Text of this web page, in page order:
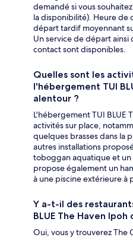
demandé si vous
la disponibilité). Heure de
départ tardif moyennant
Un service de départ
contact sont disponibles.
Quelles sont les
l'hébergement TUI
alentour ?
L'hébergement TUI BLUE
activités sur place,
quelques brasses dans la
autres installations
toboggan aquatique et un
propose également un
à une piscine extérieure à
Y a-t-il des
BLUE The Haven
Oui, vous y trouverez The